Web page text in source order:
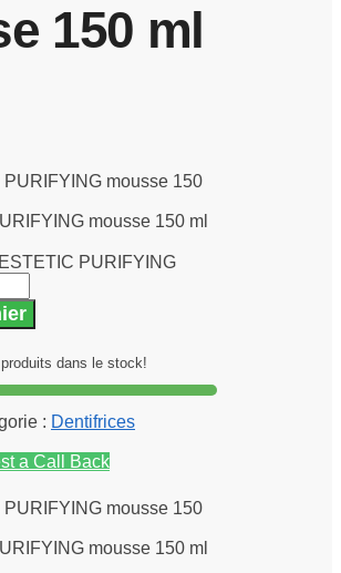
150 ml
mousse 150 ml
PURIFYING
dans le stock!
: Dentifrices
a Call Back
mousse 150 ml